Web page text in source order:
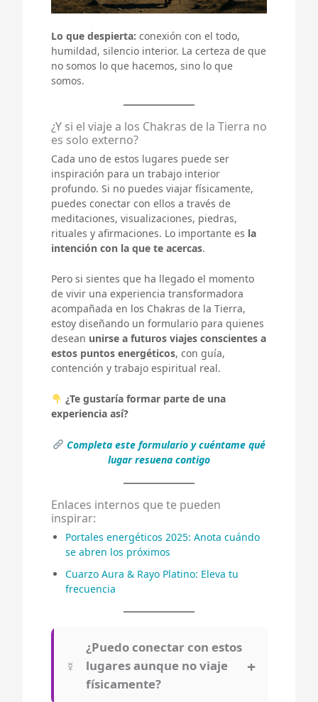
Lo que despierta: conexión con el todo,
humildad, silencio interior. La certeza de que
no somos lo que hacemos, sino lo que
somos.
¿Y si el viaje a los Chakras de la Tierra no
es solo externo?
Cada uno de estos lugares puede ser
inspiración para un trabajo interior
profundo. Si no puedes viajar físicamente,
puedes conectar con ellos a través de
meditaciones, visualizaciones, piedras,
rituales y afirmaciones. Lo importante es la
intención con la que te acercas.
Pero si sientes que ha llegado el momento
de vivir una experiencia transformadora
acompañada en los Chakras de la Tierra,
estoy diseñando un formulario para quienes
desean unirse a futuros viajes conscientes a
estos puntos energéticos, con guía,
contención y trabajo espiritual real.
¿Te gustaría formar parte de una
experiencia así?
Completa este formulario y cuéntame qué
lugar resuena contigo
Enlaces internos que te pueden
inspirar:
Portales energéticos 2025: Anota cuándo
se abren los próximos
Cuarzo Aura & Rayo Platino: Eleva tu
frecuencia
¿Puedo conectar con estos
lugares aunque no viaje
físicamente?